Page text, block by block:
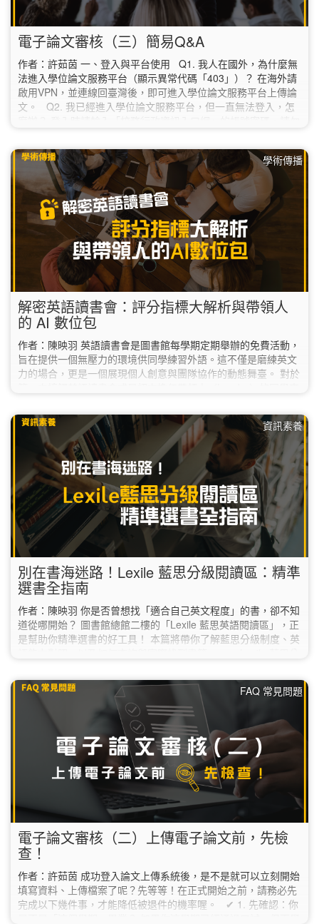
電子論文審核（三）簡易Q&A
作者：許茹茵 一、登入與平台使用 Q1. 我人在國外，為什麼無
法進入學位論文服務平台（顯示異常代碼「403」）？ 在海外請
啟用VPN，並連線回臺灣後，即可進入學位論文服務平台上傳論
文。 Q2. 我已經進入學位論文服務平台，但一直無法登入，怎
密還是無法登入的話，請聯絡本校資訊中心（02-7749-3737；
helpdesk@ntnu.edu.tw）。 Q3.…
學術傳播
解密英語讀書會：評分指標大解析與帶領人
的 AI 數位包
作者：陳映羽 英語讀書會是圖書館每學期定期舉辦的免費活動，
旨在提供一個無壓力的環境供同學練習外語。這不僅是磨練英文
力的場合，更是一個展現個人創意與團隊協作的動態舞臺。 對於
在 AI 持續進化的 2026 年，又有哪些新工具能幫你從繁瑣的資料
中解脫，讓讀書會事半功倍？ 1. 掌握關鍵指標：評分標準大解
析 根據評審老師提供的 NTNU English Party…
資訊素養
別在書海迷路！Lexile 藍思分級閱讀區：精準
選書全指南
作者：陳映羽 你是否曾想找「適合自己英文程度」的書，卻不知
道從哪開始？ 圖書館總館二樓的「Lexile 藍思英語閱讀區」，正
是幫助你精準選書的好工具！ 本篇將帶你了解藍思分級制度、英
統，透過文本難度分析（如句長與詞彙），將書籍標示為一個數
值（Lexile Measure），幫助讀者找到適合自身程度的讀物。 分
級方式： 以「數字＋L」表示，如 500L、900L、1200L…
FAQ 常見問題
電子論文審核（二）上傳電子論文前，先檢
查！
作者：許茹茵 成功登入論文上傳系統後，是不是就可以立刻開始
填寫資料、上傳檔案了呢？先等等！在正式開始之前，請務必先
完成以下幾件事，才能降低被退件的機率喔。 ✔︎ 1. 先確認：你